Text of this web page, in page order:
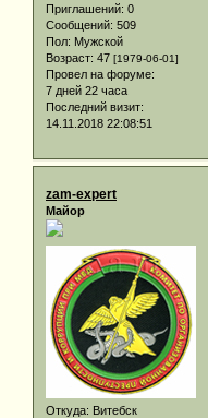
Приглашений: 0
Сообщений: 509
Пол: Мужской
Возраст: 47 [1979-06-01]
Провел на форуме:
7 дней 22 часа
Последний визит:
14.11.2018 22:08:51
zam-expert
Майор
Откуда: Витебск